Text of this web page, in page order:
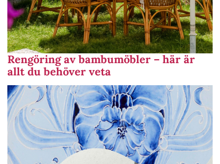
Rengöring av bambumöbler – här är
allt du behöver veta